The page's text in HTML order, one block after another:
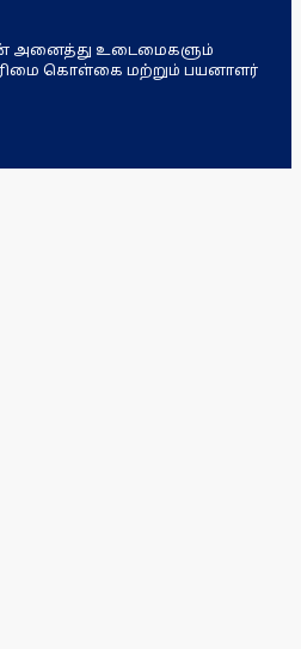
அனைத்து உடைமைகளும்
கொள்கை மற்றும் பயனாளர்